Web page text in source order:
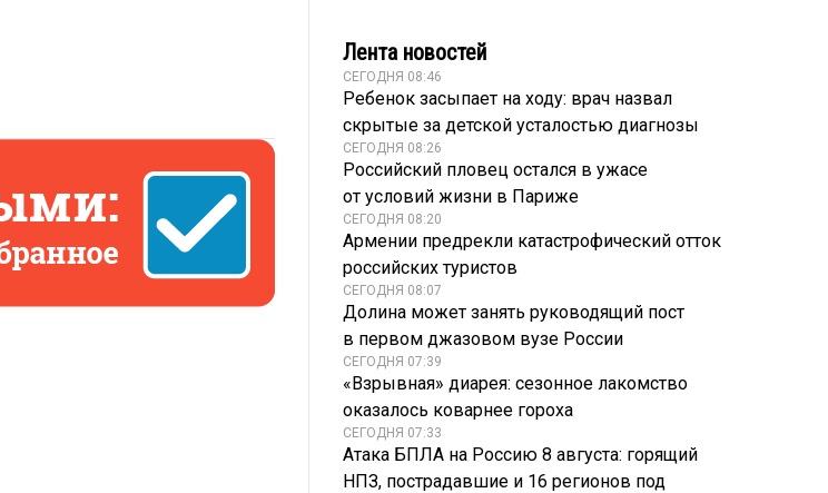
Лента новостей
СЕГОДНЯ 08:46
Ребенок засыпает на ходу: врач назвал
скрытые за детской усталостью диагнозы
СЕГОДНЯ 08:26
Российский пловец остался в ужасе
от условий жизни в Париже
СЕГОДНЯ 08:20
Армении предрекли катастрофический отток
российских туристов
СЕГОДНЯ 08:07
Долина может занять руководящий пост
в первом джазовом вузе России
СЕГОДНЯ 07:39
«Взрывная» диарея: сезонное лакомство
оказалось коварнее гороха
СЕГОДНЯ 07:33
Атака БПЛА на Россию 8 августа: горящий
НПЗ, пострадавшие и 16 регионов под